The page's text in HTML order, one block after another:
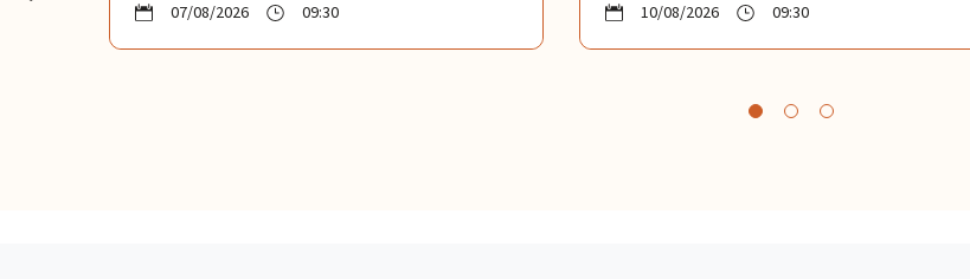
07/08/2026
09:30
10/08/2026
09:30